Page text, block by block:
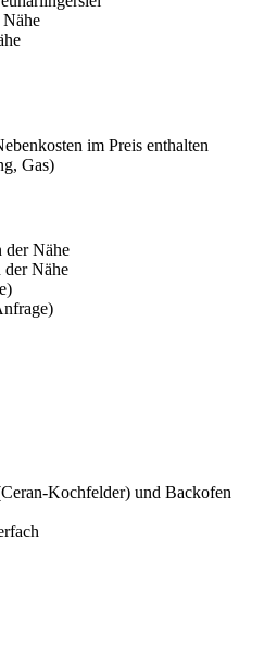
Nähe
im Preis enthalten
Gas)
der Nähe
Nähe
Kochfelder) und Backofen